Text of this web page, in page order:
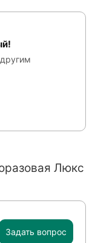
Люкс
Задать вопрос